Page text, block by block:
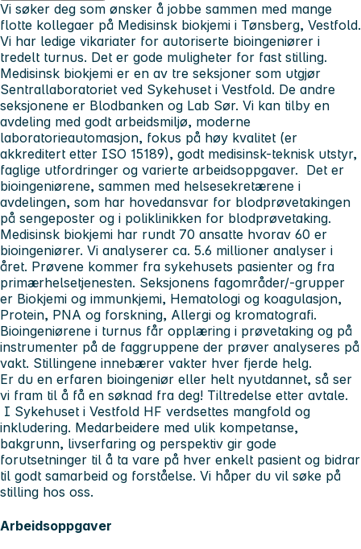
Vi søker deg som ønsker å jobbe sammen med mange
flotte kollegaer på Medisinsk biokjemi i Tønsberg, Vestfold.
Vi har ledige vikariater for autoriserte bioingeniører i
tredelt turnus. Det er gode muligheter for fast stilling.
Medisinsk biokjemi er en av tre seksjoner som utgjør
Sentrallaboratoriet ved Sykehuset i Vestfold. De andre
seksjonene er Blodbanken og Lab Sør. Vi kan tilby en
avdeling med godt arbeidsmiljø, moderne
laboratorieautomasjon, fokus på høy kvalitet (er
akkreditert etter ISO 15189), godt medisinsk-teknisk utstyr,
faglige utfordringer og varierte arbeidsoppgaver. Det er
bioingeniørene, sammen med helsesekretærene i
avdelingen, som har hovedansvar for blodprøvetakingen
på sengeposter og i poliklinikken for blodprøvetaking.
Medisinsk biokjemi har rundt 70 ansatte hvorav 60 er
bioingeniører. Vi analyserer ca. 5.6 millioner analyser i
året. Prøvene kommer fra sykehusets pasienter og fra
primærhelsetjenesten. Seksjonens fagområder/-grupper
er Biokjemi og immunkjemi, Hematologi og koagulasjon,
Protein, PNA og forskning, Allergi og kromatografi.
Bioingeniørene i turnus får opplæring i prøvetaking og på
instrumenter på de faggruppene der prøver analyseres på
vakt. Stillingene innebærer vakter hver fjerde helg.
Er du en erfaren bioingeniør eller helt nyutdannet, så ser
vi fram til å få en søknad fra deg! Tiltredelse etter avtale.
I Sykehuset i Vestfold HF verdsettes mangfold og
inkludering. Medarbeidere med ulik kompetanse,
bakgrunn, livserfaring og perspektiv gir gode
forutsetninger til å ta vare på hver enkelt pasient og bidrar
til godt samarbeid og forståelse. Vi håper du vil søke på
stilling hos oss.
Arbeidsoppgaver